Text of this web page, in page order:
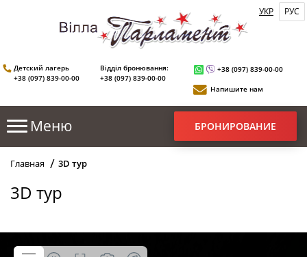
Детский лагерь
+38 (097) 839-00-00
Відділ бронювання:
+38 (097) 839-00-00
+38 (097) 839-00-00
Напишите нам
УКР РУС
БРОНИРОВАНИЕ
Главная 3D тур
3D тур